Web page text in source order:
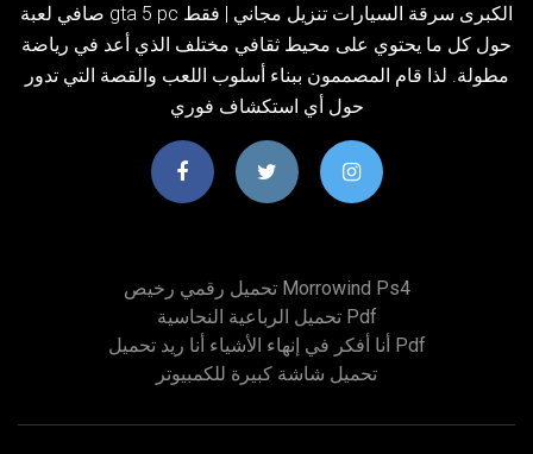
صافي لعبة gta 5 pc الكبرى سرقة السيارات تنزيل مجاني | فقط
حول كل ما يحتوي على محيط ثقافي مختلف الذي أعد في رياضة
مطولة. لذا قام المصممون ببناء أسلوب اللعب والقصة التي تدور
حول أي استكشاف فوري
تحميل رقمي رخيص Morrowind Ps4
تحميل الرباعية النحاسية Pdf
أنا أفكر في إنهاء الأشياء أنا ريد تحميل Pdf
تحميل شاشة كبيرة للكمبيوتر